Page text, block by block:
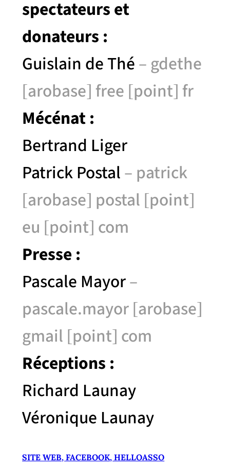
spectateurs et
donateurs :
Guislain de Thé– gdethe
[arobase] free [point] fr
Mécénat :
Bertrand Liger
Patrick Postal– patrick
[arobase] postal [point]
eu [point] com
Presse :
Pascale Mayor–
pascale.mayor [arobase]
gmail [point] com
Réceptions :
Richard Launay
Véronique Launay
SITE WEB, FACEBOOK, HELLOASSO